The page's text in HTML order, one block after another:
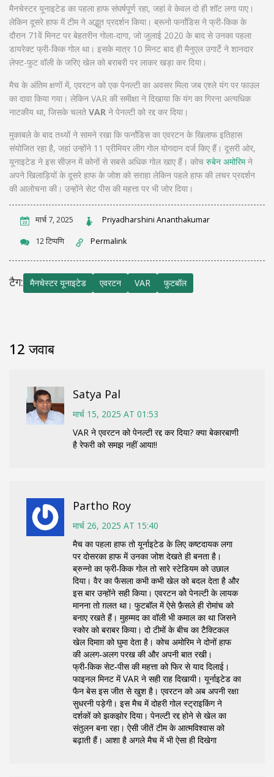
मैनचेस्टर यूनाइटेड का पहला हाफ संघर्षपूर्ण रहा, जहां वे केवल दो ही शॉट लगा पाए।
लेकिन दूसरे हाफ में टीम ने अद्भुत प्रदर्शन किया। ब्रूनो फर्नांडिस ने फ्री-किक के
दौरान 71वें मिनट पर बेहतरीन गोला-दागा, जो जुलाई 2020 के बाद से उनका पहला
डायरेक्ट फ्री-किक गोल था। इसके मात्र 10 मिनट बाद ही मैनुएल उगार्टे ने शानदार
लेफ्ट-फुट वॉली के जरिए खेल को बराबरी पर लाकर खड़ा कर दिया।
मैच के अंतिम क्षणों में, एवरटन को एक पेनल्टी का अवसर मिला जब एश्ले यंग पर फाउल
का दावा किया गया। लेकिन VAR की समीक्षा ने दिखाया कि यंग का गिरना अत्यधिक
नाटकीय था, जिसके चलते VAR ने पेनल्टी को रद्द कर दिया।
मुकाबले के बाद तथ्यों ने सामने रखा कि फर्नांडिस का एवरटन के खिलाफ इतिहास
संयोजित रहा है, जहां उन्होंने 11 प्रीमियर लीग गोल योगदान दर्ज किए हैं। दूसरी ओर,
यूनाइटेड ने इस सीज़न में कोनों से सबसे अधिक गोल खाए हैं। कोच रुबेन अमोरिमने
अपने खिलाड़ियों के दूसरे हाफ के जोश को सराहा लेकिन पहले हाफ की लचर प्रदर्शन
की आलोचना की। उन्होंने सेट पीस की महत्ता पर भी जोर दिया।
मार्च 7, 2025 Priyadharshini Ananthakumar
12 टिप्पणि Permalink
टैग: मैनचेस्टर यूनाइटेड एवरटन VAR फुटबॉल
12 जवाब
Satya Pal
मार्च 15, 2025 AT 01:53
VAR ने एवरटन को पेनल्टी रद्द कर दिया? क्या बेकारबाणी
है रेफरी को समझ नहीं आया!!
Partho Roy
मार्च 26, 2025 AT 15:40
मैच का पहला हाफ तो यूर्नाइटेड के लिए कष्टदायक लगा
पर दोसरका हाफ में उनका जोश देखते ही बनता है।
ब्रुन्नो का फ्री‑किक गोल तो सारे स्टेडियम को उछाल
दिया। वैर का फैसला कभी कभी खेल को बदल देता है और
इस बार उन्होंने सही किया। एवरटन को पेनल्टी के लायक
मानना तो ग़लत था। फुटबॉल में ऐसे फ़ैसले ही रोमांच को
बनाए रखते हैं। मुहम्मद का वॉली भी कमाल का था जिसने
स्कोर को बराबर किया। दो टीमों के बीच का टैक्टिकल
खेल दिमाग़ को घुमा देता है। कोच अमोरिम ने दोनों हाफ
की अलग‑अलग परख की और अपनी बात रखी।
फ्री‑किक सेट‑पीस की महत्ता को फिर से याद दिलाई।
फाइनल मिनट में VAR ने सही राह दिखायी। यूर्नाइटेड का
फैन बेस इस जीत से खुश है। एवरटन को अब अपनी रक्षा
सुधरनी पड़ेगी। इस मैच में दोहरी गोल स्ट्राइकिंग ने
दर्शकों को झकझोर दिया। पेनल्टी रद्द होने से खेल का
संतुलन बना रहा। ऐसी जीतें टीम के आत्मविश्वास को
बढ़ाती हैं। आशा है अगले मैच में भी ऐसा ही दिखेगा